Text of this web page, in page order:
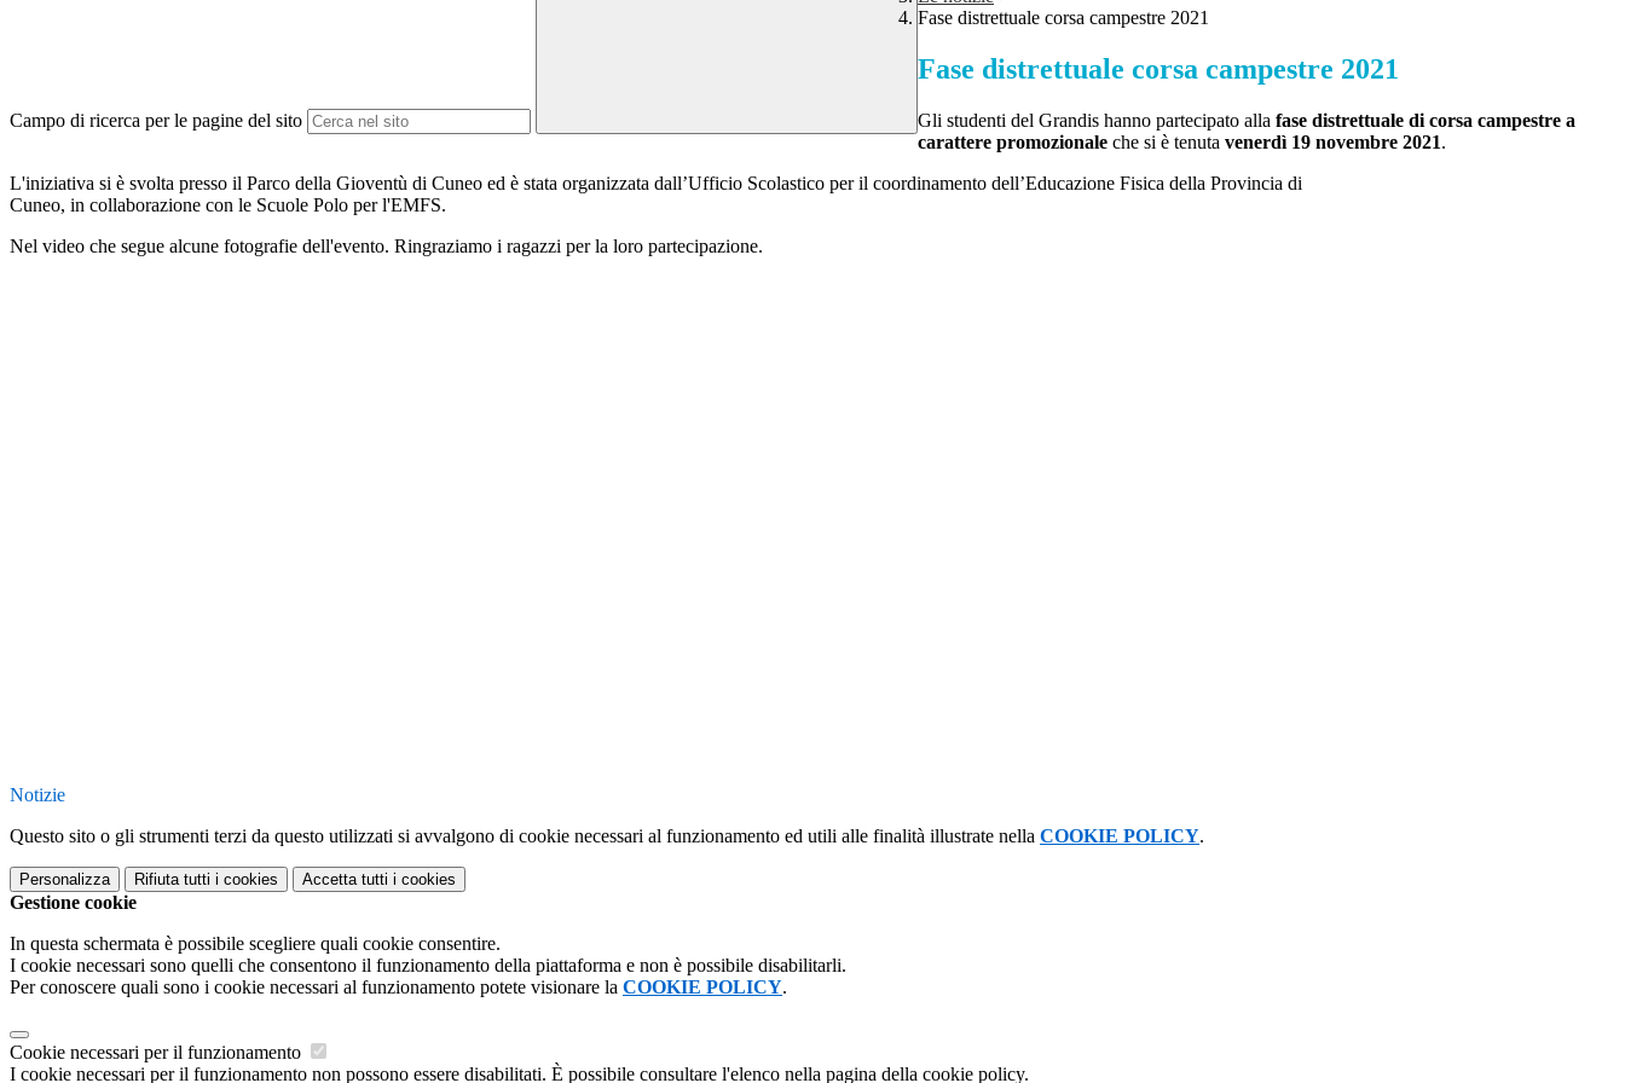
Campo di ricerca per le pagine del sito
Fase distrettuale corsa campestre 2021
Fase distrettuale corsa campestre 2021
Gli studenti del Grandis hanno partecipato alla fase distrettuale di corsa campestre a
carattere promozionale che si è tenuta venerdì 19 novembre 2021.
L'iniziativa si è svolta presso il Parco della Gioventù di Cuneo ed è stata organizzata dall’Ufficio Scolastico per il coordinamento dell’Educazione Fisica della Provincia di
Cuneo, in collaborazione con le Scuole Polo per l'EMFS.
Nel video che segue alcune fotografie dell'evento. Ringraziamo i ragazzi per la loro partecipazione.
Notizie
Questo sito o gli strumenti terzi da questo utilizzati si avvalgono di cookie necessari al funzionamento ed utili alle finalità illustrate nella COOKIE POLICY.
Personalizza Rifiuta tutti i cookies Accetta tutti i cookies
Gestione cookie
In questa schermata è possibile scegliere quali cookie consentire.
I cookie necessari sono quelli che consentono il funzionamento della piattaforma e non è possibile disabilitarli.
Per conoscere quali sono i cookie necessari al funzionamento potete visionare la COOKIE POLICY.
Cookie necessari per il funzionamento
I cookie necessari per il funzionamento non possono essere disabilitati. È possibile consultare l'elenco nella pagina della cookie policy.